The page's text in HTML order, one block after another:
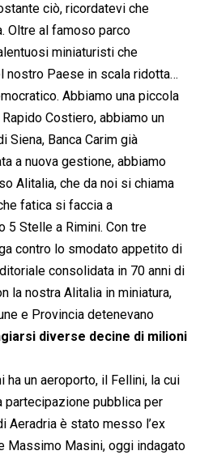
n
k
ciò, ricordatevi che
Oltre al famoso parco
miniaturisti che
nostro Paese in scala ridotta…
Abbiamo una piccola
Costiero, abbiamo un
Banca Carim già
a nuova gestione, abbiamo
Alitalia, che da noi si chiama
fatica si faccia a
5 Stelle a Rimini. Con tre
contro lo smodato appetito di
consolidata in 70 anni di
la nostra Alitalia in miniatura,
e Provincia detenevano
diverse decine di milioni
ha un aeroporto, il Fellini, la cui
partecipazione pubblica per
Aeradria è stato messo l’ex
Massimo Masini, oggi indagato